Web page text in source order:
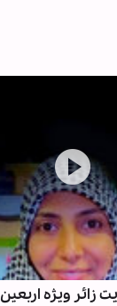
زائر ویژه اربعین